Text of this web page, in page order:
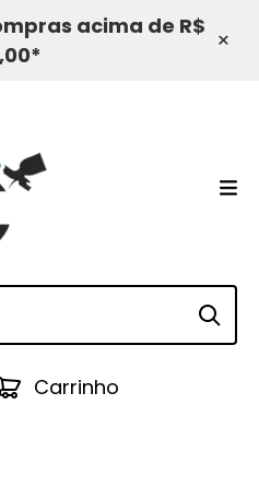
acima de R$ ×
Carrinho